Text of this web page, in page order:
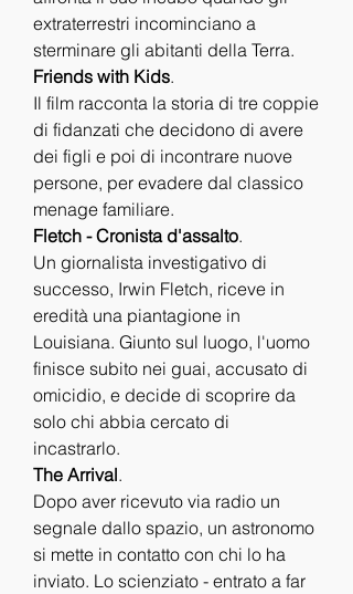
extraterrestri incominciano a
sterminare gli abitanti della Terra.
Friends with Kids.
Il film racconta la storia di tre coppie
di fidanzati che decidono di avere
dei figli e poi di incontrare nuove
persone, per evadere dal classico
menage familiare.
Fletch - Cronista d'assalto.
Un giornalista investigativo di
successo, Irwin Fletch, riceve in
eredità una piantagione in
Louisiana. Giunto sul luogo, l'uomo
finisce subito nei guai, accusato di
omicidio, e decide di scoprire da
solo chi abbia cercato di
incastrarlo.
The Arrival.
Dopo aver ricevuto via radio un
segnale dallo spazio, un astronomo
si mette in contatto con chi lo ha
inviato. Lo scienziato - entrato a far